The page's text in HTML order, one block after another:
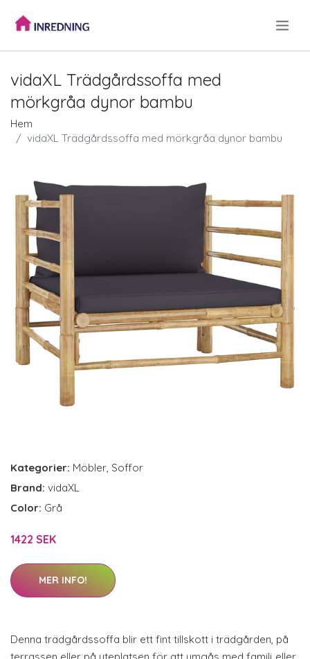
vidaXL Trädgårdssoffa med
mörkgråa dynor bambu
Hem
vidaXL Trädgårdssoffa med mörkgråa dynor bambu
Kategorier: Möbler, Soffor
Brand: vidaXL
Color: Grå
1422 SEK
MER INFO!
Denna trädgårdssoffa blir ett fint tillskott i trädgården, på